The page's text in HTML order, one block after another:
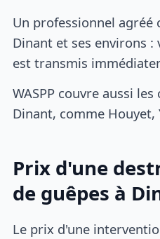
Un professionnel agréé
Dinant et ses environs
est transmis
WASPP couvre aussi
Dinant, comme Houyet,
Prix d'une
de guêpes à
Le prix d'une